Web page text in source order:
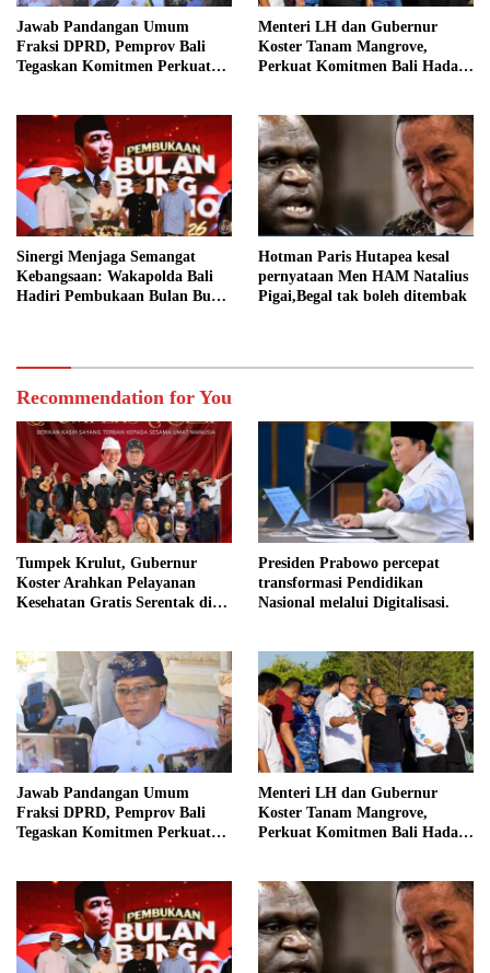
Jawab Pandangan Umum
Fraksi DPRD, Pemprov Bali
Tegaskan Komitmen Perkuat
Menteri LH dan Gubernur
Koster Tanam Mangrove,
Perkuat Komitmen Bali Hadapi
Sinergi Menjaga Semangat
Kebangsaan: Wakapolda Bali
Hadiri Pembukaan Bulan Bung
Hotman Paris Hutapea kesal
pernyataan Men HAM Natalius
Pigai,Begal tak boleh ditembak
Recommendation for You
Tumpek Krulut, Gubernur
Koster Arahkan Pelayanan
Kesehatan Gratis Serentak di
Presiden Prabowo percepat
transformasi Pendidikan
Nasional melalui Digitalisasi.
Jawab Pandangan Umum
Fraksi DPRD, Pemprov Bali
Tegaskan Komitmen Perkuat
Menteri LH dan Gubernur
Koster Tanam Mangrove,
Perkuat Komitmen Bali Hadapi